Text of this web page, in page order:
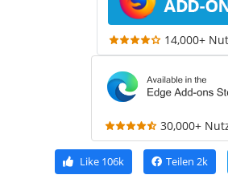
14,000+
30,000+
Like 106k Teilen 2k